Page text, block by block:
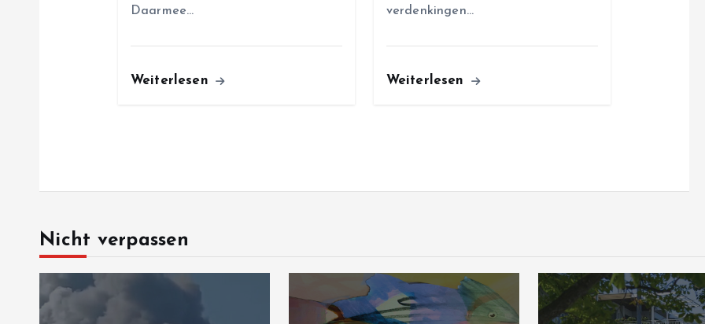
Daarmee…
Weiterlesen
verdenkingen…
Weiterlesen
Nicht verpassen